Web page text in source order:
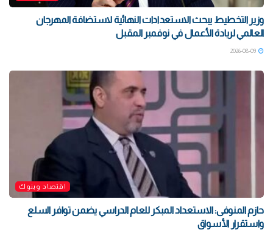
وزير التخطيط يبحث الاستعدادات النهائية لاستضافة المهرجان
العالمي لريادة الأعمال في نوفمبر المقبل
اقتصاد وبنوك
حازم المنوفى: الاستعداد المبكر للعام الدراسي يضمن توافر السلع
واستقرار الأسواق